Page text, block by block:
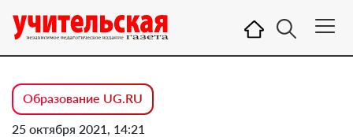
Образование UG.RU
25 октября 2021, 14:21